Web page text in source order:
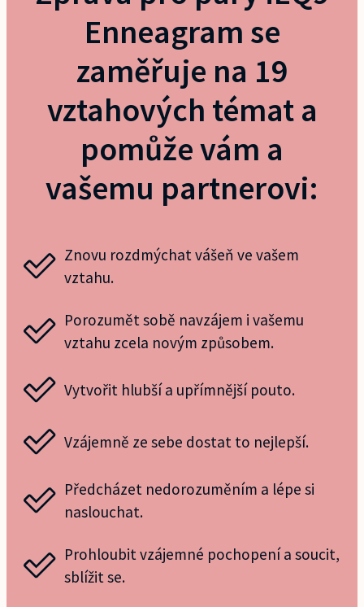
Enneagram se
zaměřuje na 19
vztahových témat a
pomůže vám a
vašemu partnerovi:
Znovu rozdmýchat vášeň ve vašem
vztahu.
Porozumět sobě navzájem i vašemu
vztahu zcela novým způsobem.
Vytvořit hlubší a upřímnější pouto.
Vzájemně ze sebe dostat to nejlepší.
Předcházet nedorozuměním a lépe si
naslouchat.
Prohloubit vzájemné pochopení a soucit,
sblížit se.